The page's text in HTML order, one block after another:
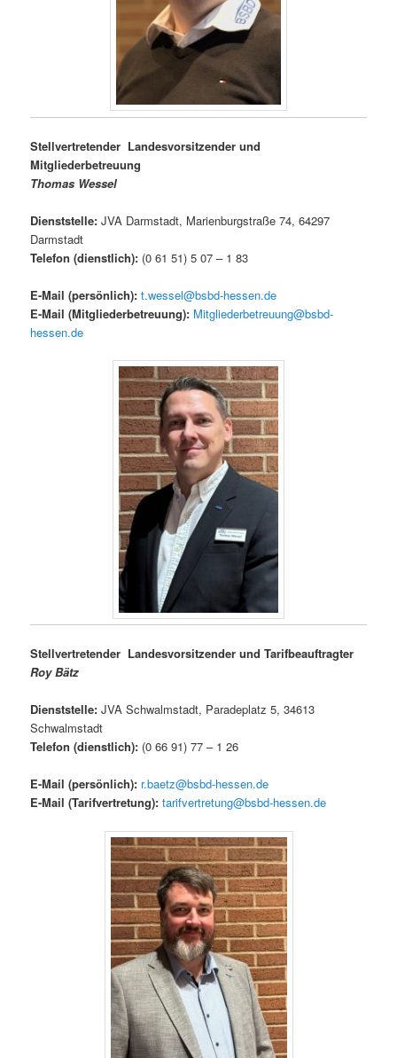
Stellvertretender Landesvorsitzender und
Mitgliederbetreuung
Thomas Wessel
Dienststelle:JVA Darmstadt, Marienburgstraße 74, 64297
Darmstadt
Telefon (dienstlich): (0 61 51) 5 07 – 1 83
E-Mail (persönlich): t.wessel@bsbd-hessen.de
E-Mail (Mitgliederbetreuung): Mitgliederbetreuung@bsbd-
hessen.de
Stellvertretender Landesvorsitzender und Tarifbeauftragter
Roy Bätz
Dienststelle:JVA Schwalmstadt, Paradeplatz 5, 34613
Schwalmstadt
Telefon (dienstlich): (0 66 91) 77 – 1 26
E-Mail (persönlich): r.baetz@bsbd-hessen.de
E-Mail (Tarifvertretung): tarifvertretung@bsbd-hessen.de